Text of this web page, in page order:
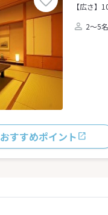
【広さ】
2～5名
おすすめポイント